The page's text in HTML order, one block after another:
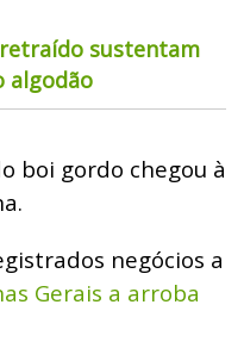
sustentam
algodão
boi gordo chegou à
negócios a
Gerais a arroba